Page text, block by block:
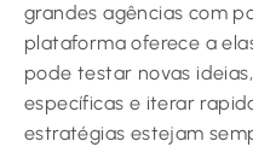
grandes agências com
plataforma oferece a
pode testar novas
específicas e iterar
estratégias estejam